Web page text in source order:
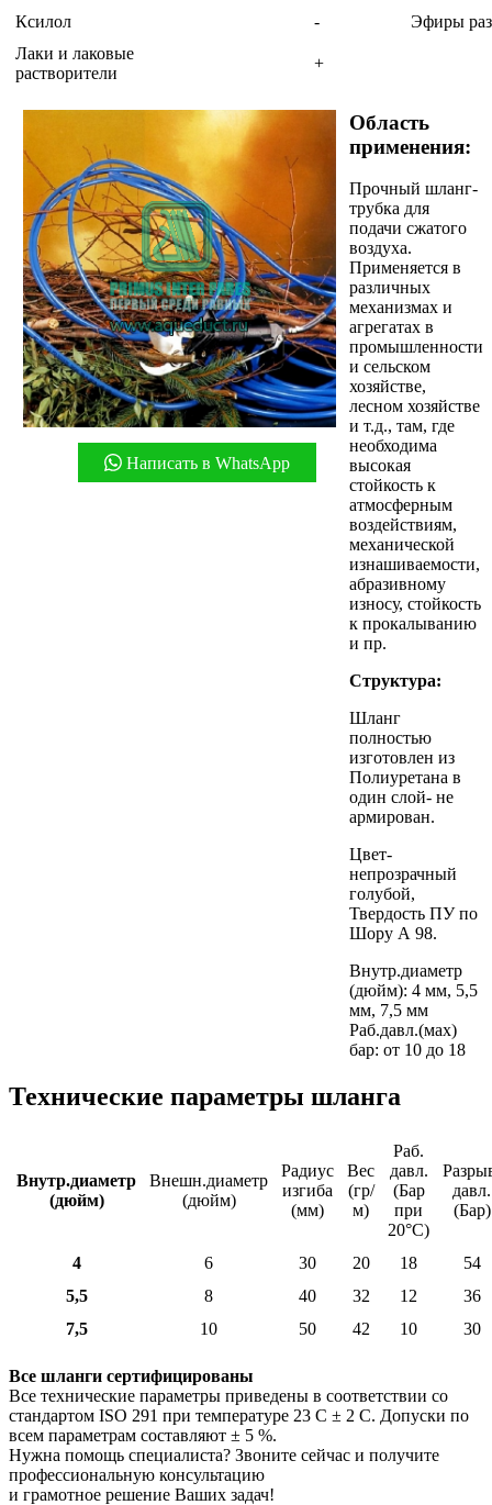
Ксилол
-
Эфиры
Лаки и лаковые
растворители
+
Написать в WhatsApp
Область
применения:
Прочный шланг-
трубка для
подачи сжатого
воздуха.
Применяется в
различных
механизмах и
агрегатах в
промышленности
и сельском
хозяйстве,
лесном хозяйстве
и т.д., там, где
необходима
высокая
стойкость к
атмосферным
воздействиям,
механической
изнашиваемости,
абразивному
износу, стойкость
к прокалыванию
и пр.
Структура:
Шланг
полностью
изготовлен из
Полиуретана в
один слой- не
армирован.
Цвет-
непрозрачный
голубой,
Твердость ПУ по
Шору А 98.
Внутр.диаметр
(дюйм): 4 мм, 5,5
мм, 7,5 мм
Раб.давл.(мах)
бар: от 10 до 18
Технические параметры шланга
Внутр.диаметр
(дюйм)
Внешн.диаметр
(дюйм)
Радиус
изгиба
(мм)
Вес
(гр/
м)
Раб.
давл.
(Бар
при
20°С)
давл.
(Бар)
4 6 30 20 18
54
5,5
8 40 32 12
36
7,5
10 50 42 10 30
Все шланги сертифицированы
Все технические параметры приведены в соответствии со
стандартом ISO 291 при температуре 23 С ± 2 С. Допуски по
всем параметрам составляют ± 5 %.
Нужна помощь специалиста? Звоните сейчас и получите
профессиональную консультацию
и грамотное решение Ваших задач!